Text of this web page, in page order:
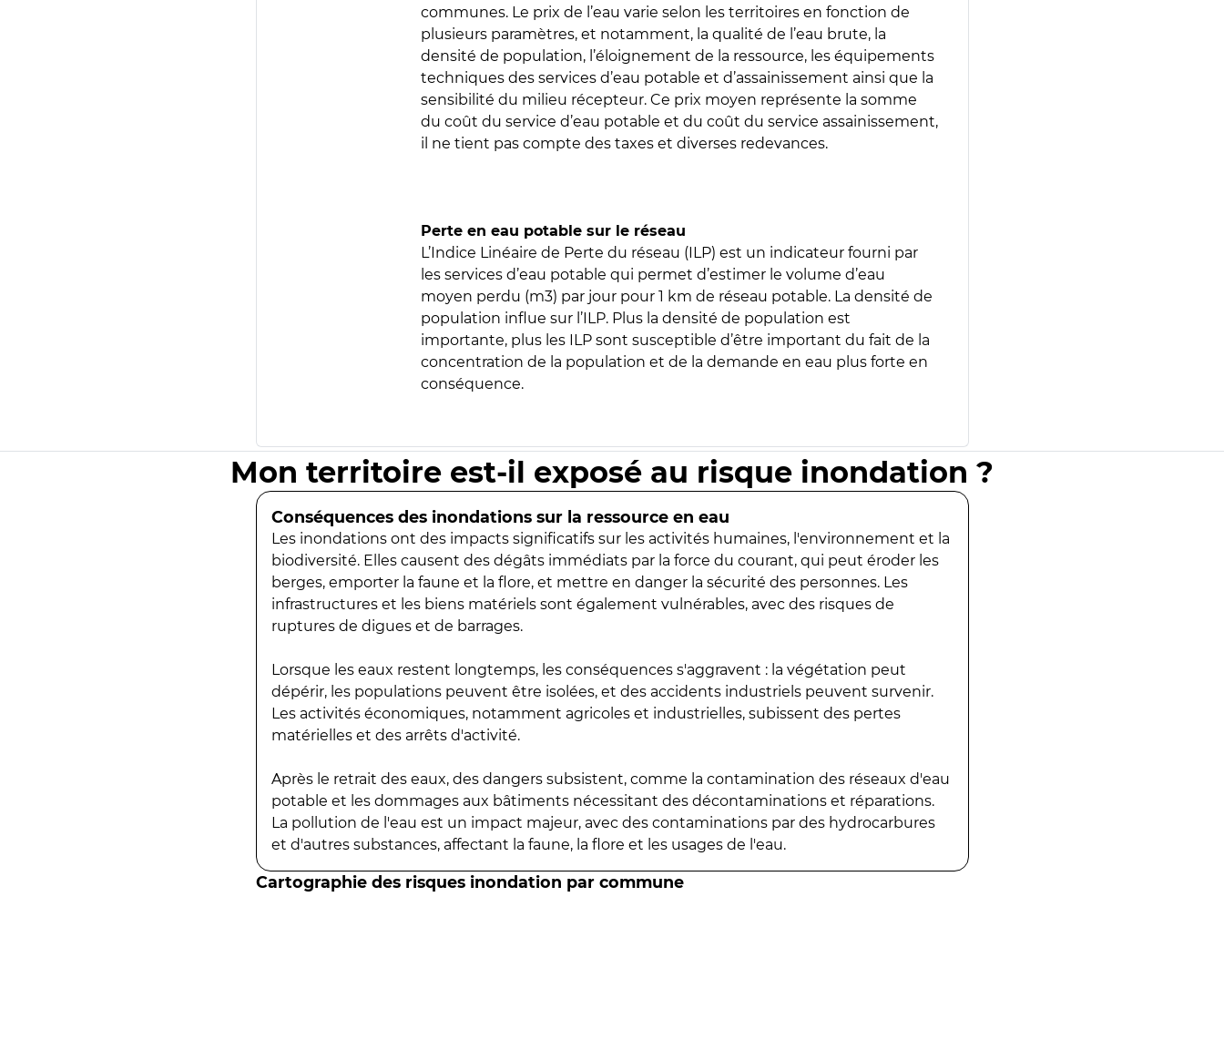
communes. Le prix de l’eau varie selon les territoires en fonction de
plusieurs paramètres, et notamment, la qualité de l’eau brute, la
densité de population, l’éloignement de la ressource, les équipements
techniques des services d’eau potable et d’assainissement ainsi que la
sensibilité du milieu récepteur. Ce prix moyen représente la somme
du coût du service d’eau potable et du coût du service assainissement,
il ne tient pas compte des taxes et diverses redevances.
Perte en eau potable sur le réseau
L’Indice Linéaire de Perte du réseau (ILP) est un indicateur fourni par
les services d’eau potable qui permet d’estimer le volume d’eau
moyen perdu (m3) par jour pour 1 km de réseau potable. La densité de
population influe sur l’ILP. Plus la densité de population est
importante, plus les ILP sont susceptible d’être important du fait de la
concentration de la population et de la demande en eau plus forte en
conséquence.
Mon territoire est-il exposé au risque inondation ?
Conséquences des inondations sur la ressource en eau
Les inondations ont des impacts significatifs sur les activités humaines, l'environnement et la
biodiversité. Elles causent des dégâts immédiats par la force du courant, qui peut éroder les
berges, emporter la faune et la flore, et mettre en danger la sécurité des personnes. Les
infrastructures et les biens matériels sont également vulnérables, avec des risques de
ruptures de digues et de barrages.
Lorsque les eaux restent longtemps, les conséquences s'aggravent : la végétation peut
dépérir, les populations peuvent être isolées, et des accidents industriels peuvent survenir.
Les activités économiques, notamment agricoles et industrielles, subissent des pertes
matérielles et des arrêts d'activité.
Après le retrait des eaux, des dangers subsistent, comme la contamination des réseaux d'eau
potable et les dommages aux bâtiments nécessitant des décontaminations et réparations.
La pollution de l'eau est un impact majeur, avec des contaminations par des hydrocarbures
et d'autres substances, affectant la faune, la flore et les usages de l'eau.
Cartographie des risques inondation par commune